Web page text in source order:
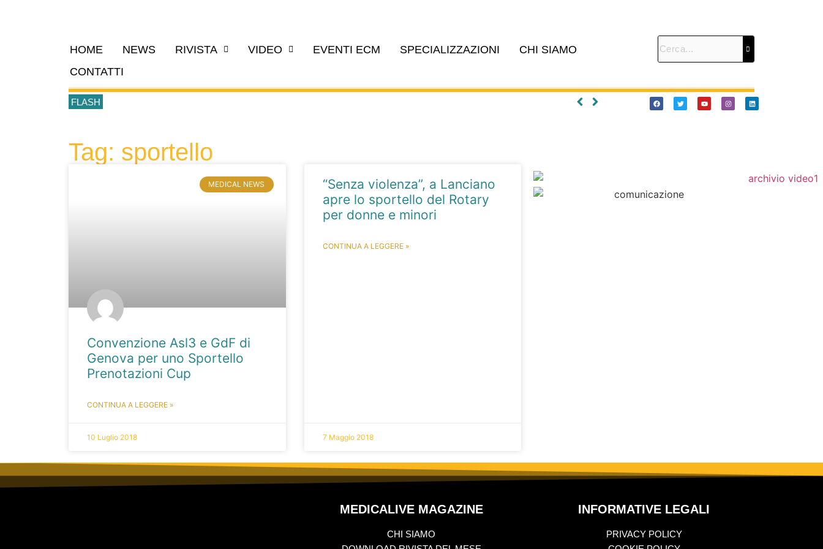
HOME NEWS RIVISTA VIDEO EVENTI ECM SPECIALIZZAZIONI
CHI SIAMO
CONTATTI
FLASH
Tag: sportello
MEDICAL NEWS
Convenzione Asl3 e GdF di
Genova per uno Sportello
Prenotazioni Cup
CONTINUA A LEGGERE »
10 Luglio 2018
“Senza violenza”, a Lanciano
apre lo sportello del Rotary
per donne e minori
CONTINUA A LEGGERE »
7 Maggio 2018
MEDICALIVE MAGAZINE
CHI SIAMO
INFORMATIVE LEGALI
PRIVACY POLICY